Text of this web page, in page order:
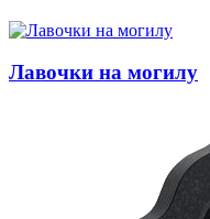
Лавочки на могилу